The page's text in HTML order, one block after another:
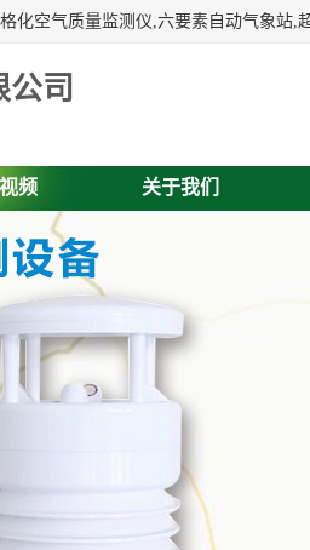
司
频 关于我们